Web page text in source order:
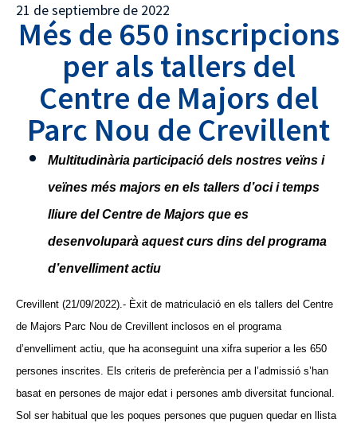
21 de septiembre de 2022
Més de 650 inscripcions
per als tallers del
Centre de Majors del
Parc Nou de Crevillent
Multitudinària participació dels nostres veïns i
veïnes més majors en els tallers d’oci i temps
lliure del Centre de Majors que es
desenvoluparà aquest curs dins del programa
d’envelliment actiu
Crevillent (21/09/2022).- Èxit de matriculació en els tallers del Centre
de Majors Parc Nou de Crevillent inclosos en el programa
d’envelliment actiu, que ha aconseguint una xifra superior a les 650
persones inscrites. Els criteris de preferència per a l’admissió s’han
basat en persones de major edat i persones amb diversitat funcional.
Sol ser habitual que les poques persones que puguen quedar en llista